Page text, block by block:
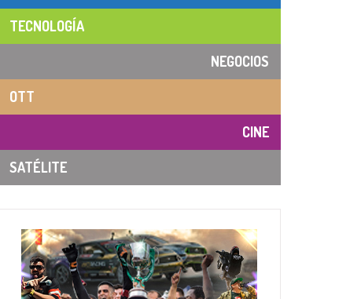
TECNOLOGÍA
NEGOCIOS
OTT
CINE
SATÉLITE